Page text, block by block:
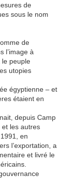
de
sous le nom
de
l’image à
le peuple
utopies
égyptienne – et
étaient en
depuis Camp
et les autres
en
l’exportation, a
et livré le